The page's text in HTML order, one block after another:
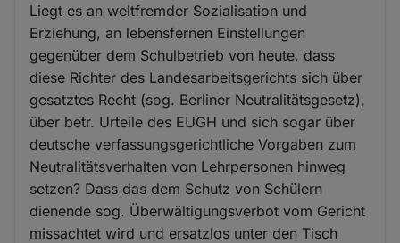
Liegt es an weltfremder Sozialisation und
Erziehung, an lebensfernen Einstellungen
gegenüber dem Schulbetrieb von heute, dass
diese Richter des Landesarbeitsgerichts sich über
gesatztes Recht (sog. Berliner Neutralitätsgesetz),
über betr. Urteile des EUGH und sich sogar über
deutsche verfassungsgerichtliche Vorgaben zum
Neutralitätsverhalten von Lehrpersonen hinweg
setzen? Dass das dem Schutz von Schülern
dienende sog. Überwältigungsverbot vom Gericht
missachtet wird und ersatzlos unter den Tisch